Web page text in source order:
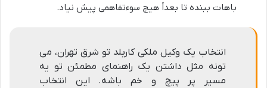
باهات ببنده تا بعداً هیچ سوءتفاهمی پیش نیاد.
انتخاب یک وکیل ملکی کاربلد تو شرق تهران، می
تونه مثل داشتن یک راهنمای مطمئن تو یه
مسیر پر پیچ و خم باشه. این انتخاب